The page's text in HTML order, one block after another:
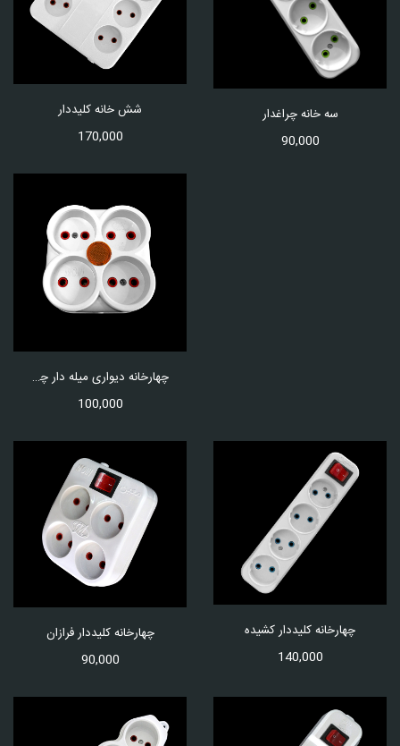
سه خانه چراغدار
90,000
شش خانه کلیددار
170,000
چهارخانه دیواری میله دار چراغدار
100,000
چهارخانه کلیددار کشیده
140,000
چهارخانه کلیددار فرازان
90,000